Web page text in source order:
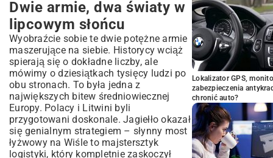
Dwie armie, dwa światy w
lipcowym słońcu
Wyobraźcie sobie te dwie potężne armie
maszerujące na siebie. Historycy wciąż
spierają się o dokładne liczby, ale
mówimy o dziesiątkach tysięcy ludzi po
obu stronach. To była jedna z
największych bitew średniowiecznej
Europy. Polacy i Litwini byli
przygotowani doskonale. Jagiełło okazał
się genialnym strategiem – słynny most
łyżwowy na Wiśle to majstersztyk
logistyki, który kompletnie zaskoczył
Lokalizator GPS,
zabezpieczenia
chronić auto?